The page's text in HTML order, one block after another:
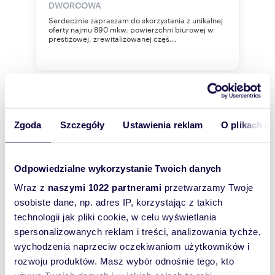
Zgoda Szczegóły Ustawienia reklam O plikach
Odpowiedzialne wykorzystanie Twoich danych
Wraz z naszymi 1022 partnerami przetwarzamy Twoje
osobiste dane, np. adres IP, korzystając z takich
technologii jak pliki cookie, w celu wyświetlania
spersonalizowanych reklam i treści, analizowania tychże,
wychodzenia naprzeciw oczekiwaniom użytkowników i
rozwoju produktów. Masz wybór odnośnie tego, kto
DWORCOWA
Serdecznie zapraszam do skorzystania z unikalnej
oferty najmu 890 mkw. powierzchni biurowej w
prestiżowej, zrewitalizowanej częś...
WYRÓŻNIONE